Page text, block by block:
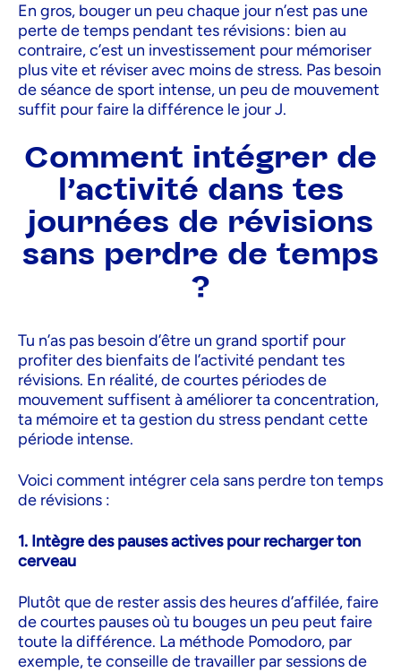
En gros, bouger un peu chaque jour n’est pas une
perte de temps pendant tes révisions : bien au
contraire, c’est un investissement pour mémoriser
plus vite et réviser avec moins de stress. Pas besoin
de séance de sport intense, un peu de mouvement
suffit pour faire la différence le jour J.
Comment intégrer de
l’activité dans tes
journées de révisions
sans perdre de temps
?
Tu n’as pas besoin d’être un grand sportif pour
profiter des bienfaits de l’activité pendant tes
révisions. En réalité, de courtes périodes de
mouvement suffisent à améliorer ta concentration,
ta mémoire et ta gestion du stress pendant cette
période intense.
Voici comment intégrer cela sans perdre ton temps
de révisions :
1. Intègre des pauses actives pour recharger ton
cerveau
Plutôt que de rester assis des heures d’affilée, faire
de courtes pauses où tu bouges un peu peut faire
toute la différence. La méthode Pomodoro, par
exemple, te conseille de travailler par sessions de